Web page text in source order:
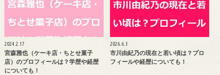
2024.2.17
宮森雅也（ケーキ店・ちとせ菓子
店）のプロフィールは？学歴や経歴
についても！
2026.6.3
市川由紀乃の現在と若い頃は？プロ
フィールや経歴についても！